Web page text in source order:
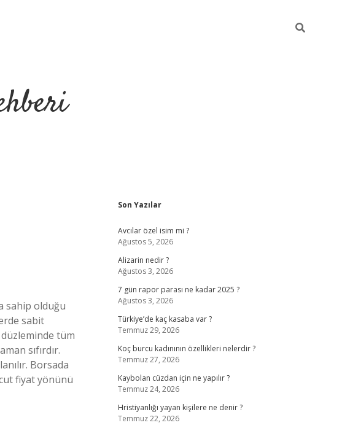
sahip olduğu
sabit
tüm
sıfırdır.
Borsada
fiyat yönünü
Sidebar
Son Yazılar
Avcılar özel isim mi ?
Ağustos 5, 2026
Alizarin nedir ?
Ağustos 3, 2026
7 gün rapor parası ne kadar 2025 ?
Ağustos 3, 2026
Türkiye’de kaç kasaba var ?
Temmuz 29, 2026
Koç burcu kadınının özellikleri nelerdir ?
Temmuz 27, 2026
Kaybolan cüzdan için ne yapılır ?
Temmuz 24, 2026
Hristiyanlığı yayan kişilere ne denir ?
Temmuz 22, 2026